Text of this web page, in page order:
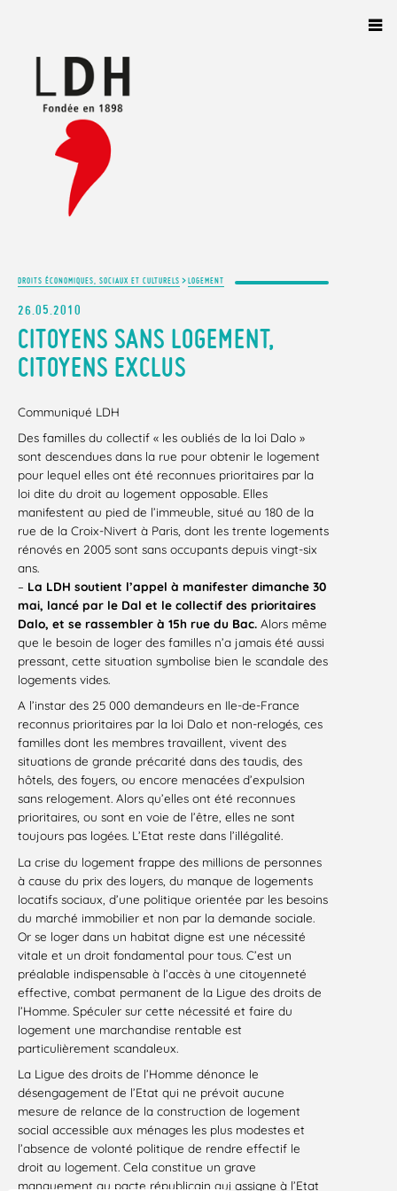
DROITS ÉCONOMIQUES, SOCIAUX ET CULTURELS >LOGEMENT
26.05.2010
CITOYENS SANS LOGEMENT,
CITOYENS EXCLUS
Communiqué LDH
Des familles du collectif « les oubliés de la loi Dalo »
sont descendues dans la rue pour obtenir le logement
pour lequel elles ont été reconnues prioritaires par la
loi dite du droit au logement opposable. Elles
manifestent au pied de l’immeuble, situé au 180 de la
rue de la Croix-Nivert à Paris, dont les trente logements
rénovés en 2005 sont sans occupants depuis vingt-six
ans.
– La LDH soutient l’appel à manifester dimanche 30
mai, lancé par le Dal et le collectif des prioritaires
Dalo, et se rassembler à 15h rue du Bac. Alors même
que le besoin de loger des familles n’a jamais été aussi
pressant, cette situation symbolise bien le scandale des
logements vides.
A l’instar des 25 000 demandeurs en Ile-de-France
reconnus prioritaires par la loi Dalo et non-relogés, ces
familles dont les membres travaillent, vivent des
situations de grande précarité dans des taudis, des
hôtels, des foyers, ou encore menacées d’expulsion
sans relogement. Alors qu’elles ont été reconnues
prioritaires, ou sont en voie de l’être, elles ne sont
toujours pas logées. L’Etat reste dans l’illégalité.
La crise du logement frappe des millions de personnes
à cause du prix des loyers, du manque de logements
locatifs sociaux, d’une politique orientée par les besoins
du marché immobilier et non par la demande sociale.
Or se loger dans un habitat digne est une nécessité
vitale et un droit fondamental pour tous. C’est un
préalable indispensable à l’accès à une citoyenneté
effective, combat permanent de la Ligue des droits de
l’Homme. Spéculer sur cette nécessité et faire du
logement une marchandise rentable est
particulièrement scandaleux.
La Ligue des droits de l’Homme dénonce le
désengagement de l’Etat qui ne prévoit aucune
mesure de relance de la construction de logement
social accessible aux ménages les plus modestes et
l’absence de volonté politique de rendre effectif le
droit au logement. Cela constitue un grave
manquement au pacte républicain qui assigne à l’Etat